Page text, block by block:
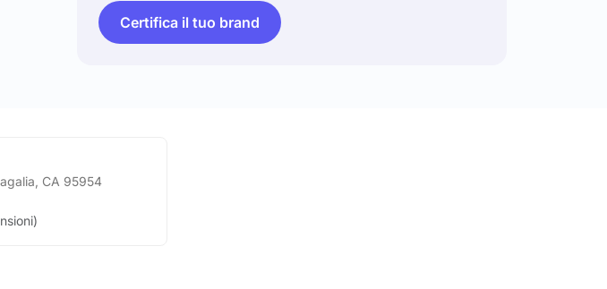
Certifica il tuo brand
CA 95954
)